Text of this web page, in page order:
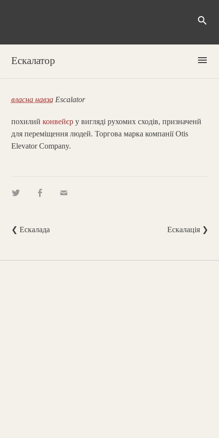
search
Ескалатор menu
власна навзаEscalator
похилий конвейєру вигляді рухомих сходів, призначенй
для переміщення людей. Торгова марка компанії Otis
Elevator Company.
❮ Ескалада Ескалація ❯